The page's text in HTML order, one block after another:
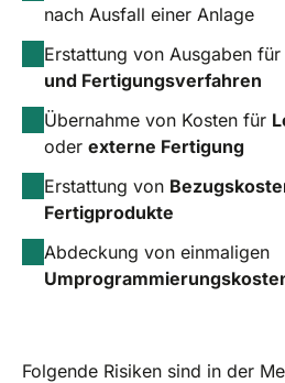
nach Ausfall einer Anlage
Erstattung von Ausgaben für
und Fertigungsverfahren
Übernahme von Kosten für
oder externe Fertigung
Erstattung von
Fertigprodukte
Abdeckung von einmaligen
Folgende Risiken sind in der